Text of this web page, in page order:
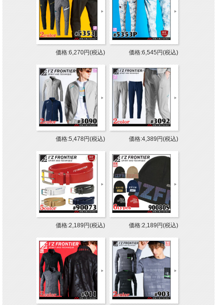
価格:6,270円(税込) 価格:6,545円(税込)
価格:5,478円(税込) 価格:4,389円(税込)
価格:2,189円(税込) 価格:2,189円(税込)